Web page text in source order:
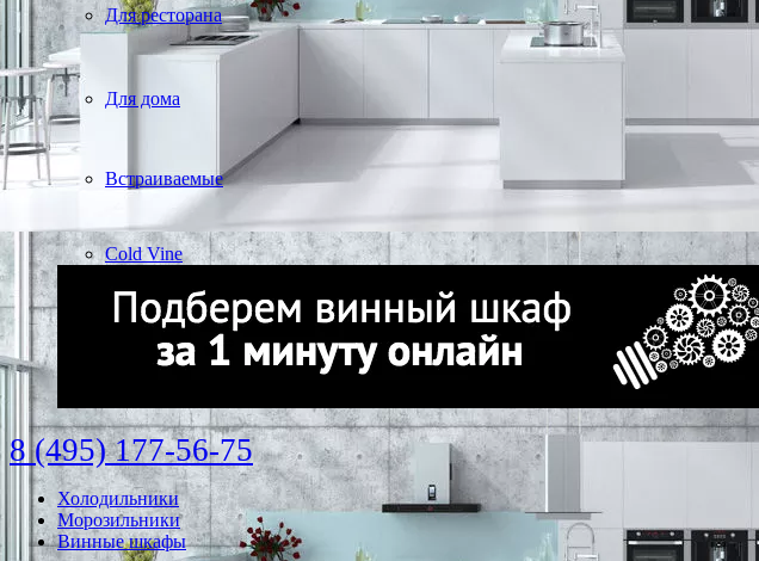
Для ресторана
Для дома
Встраиваемые
Cold Vine
8 (495) 177-56-75
Холодильники
Морозильники
Винные шкафы